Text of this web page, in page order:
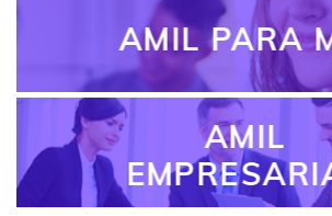
AMIL PARA
AMIL